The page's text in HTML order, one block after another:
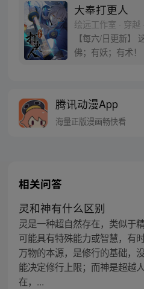
大奉打更人
绘远工作室 · 穿越
【每六/日更新】
佛；有妖；有术
者卖报小郎君同名
799493374
腾讯动漫App
海量正版漫画畅快看
相关问答
灵和神有什么区别
灵是一种超自然存在，类似于
可能具有特殊能力或智慧，有
万物的本源，是修行的基础，
能决定修行上限；而神是超越
在，...